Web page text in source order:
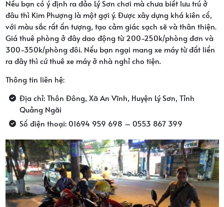
Nếu bạn có ý định ra đảo Lý Sơn chơi mà chưa biết lưu trú ở
đâu thì Kim Phượng là một gợi ý. Được xây dựng khá kiên cố,
với màu sắc rất ấn tượng, tạo cảm giác sạch sẽ và thân thiện.
Giá thuê phòng ở đây dao động từ 200-250k/phòng đơn và
300-350k/phòng đôi. Nếu bạn ngại mang xe máy từ đất liền
ra đây thì cứ thuê xe máy ở nhà nghỉ cho tiện.
Thông tin liên hệ:
Địa chỉ: Thôn Đông, Xã An Vĩnh, Huyện Lý Sơn, Tỉnh
Quảng Ngãi
Số điện thoại: 01694 959 698 – 0553 867 399